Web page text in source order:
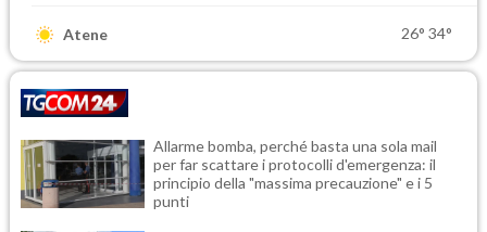
Atene 26° 34°
Allarme bomba, perché basta una sola mail
per far scattare i protocolli d'emergenza: il
principio della "massima precauzione" e i 5
punti